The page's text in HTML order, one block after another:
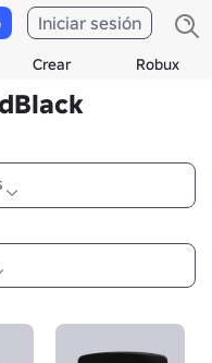
Crear Robux
Iniciar sesión